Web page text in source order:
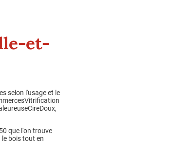
et-
selon l'usage et le
que l'on trouve
bois tout en